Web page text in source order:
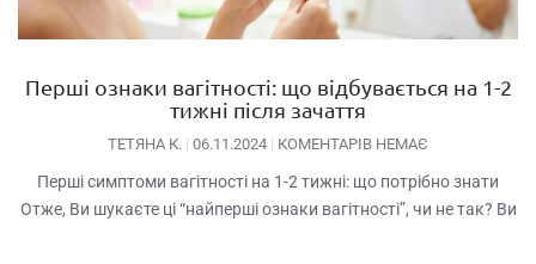
Перші ознаки вагітності: що відбувається на 1-2
тижні після зачаття
ТЕТЯНА К. 06.11.2024 КОМЕНТАРІВ НЕМАЄ
Перші симптоми вагітності на 1-2 тижні: що потрібно знати
Отже, Ви шукаєте ці “найперші ознаки вагітності”, чи не так? Ви